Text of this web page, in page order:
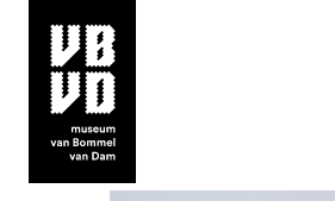
museum van Bommel van Dam